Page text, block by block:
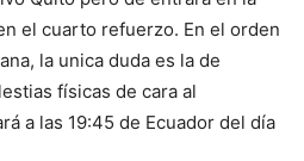
el cuarto refuerzo. En el orden
la unica duda es la de
físicas de cara al
a las 19:45 de Ecuador del día